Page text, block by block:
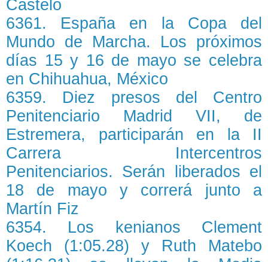
Castelo
6361. España en la Copa del
Mundo de Marcha. Los próximos
días 15 y 16 de mayo se celebra
en Chihuahua, México
6359. Diez presos del Centro
Penitenciario Madrid VII, de
Estremera, participarán en la II
Carrera Intercentros
Penitenciarios. Serán liberados el
18 de mayo y correrá junto a
Martín Fiz
6354. Los kenianos Clement
Koech (1:05.28) y Ruth Matebo